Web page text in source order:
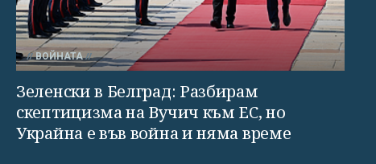
ВОЙНАТА
Зеленски в Белград: Разбирам
скептицизма на Вучич към ЕС, но
Украйна е във война и няма време